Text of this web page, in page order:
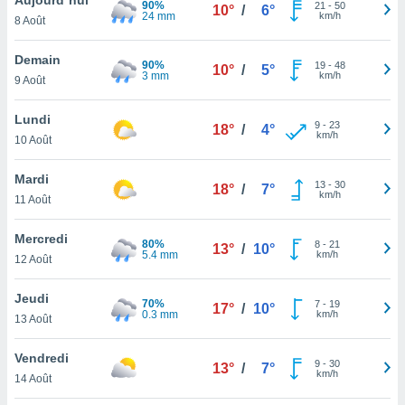
et
»,
au
vous
qu'ils
ou
le
ainsi
un
la
du
8 Août
90%
24 mm
10° / 6° 21 - 50
km/h
Demain
9 Août
90%
3 mm
10° / 5° 19- 48
km/h
Lundi
10 Août
18° / 4° 9- 23
km/h
Mardi
11 Août
18° / 7° 13- 30
km/h
Mercredi
12 Août
80%
5.4 mm
13° / 10° 8- 21
km/h
Jeudi
13 Août
70%
0.3 mm
17° / 10° 7- 19
km/h
Vendredi
14 Août
13° / 7° 9- 30
km/h